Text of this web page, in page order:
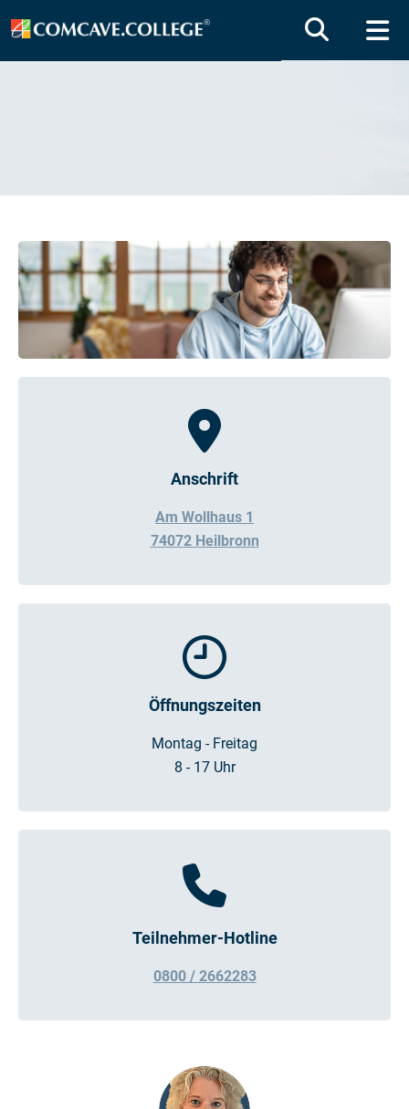
Anschrift
Am Wollhaus 1
74072 Heilbronn
Öffnungszeiten
Montag - Freitag
8 - 17 Uhr
Teilnehmer-Hotline
0800 / 2662283